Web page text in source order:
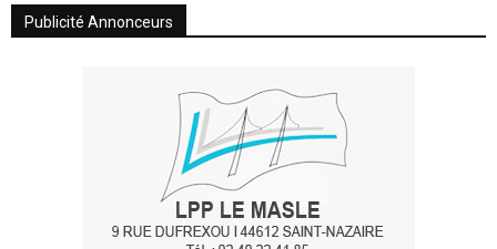
Publicité Annonceurs